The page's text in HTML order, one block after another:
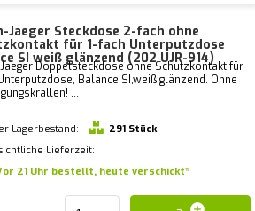
Jaeger Steckdose 2-fach ohne
für 1-fach Unterputzdose
SI weiß glänzend (202 UJR-914)
Doppelsteckdose ohne Schutzkontakt für
Balance SI,weiß glänzend. Ohne
...
Lagerbestand:
291 Stück
Lieferzeit:
21 Uhr bestellt, heute verschickt*